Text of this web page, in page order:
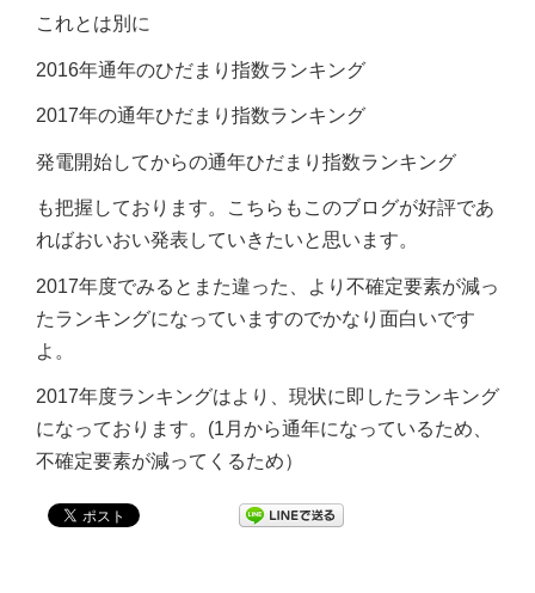
これとは別に
2016年通年のひだまり指数ランキング
2017年の通年ひだまり指数ランキング
発電開始してからの通年ひだまり指数ランキング
も把握しております。こちらもこのブログが好評であ
ればおいおい発表していきたいと思います。
2017年度でみるとまた違った、より不確定要素が減っ
たランキングになっていますのでかなり面白いです
よ。
2017年度ランキングはより、現状に即したランキング
になっております。(1月から通年になっているため、
不確定要素が減ってくるため）